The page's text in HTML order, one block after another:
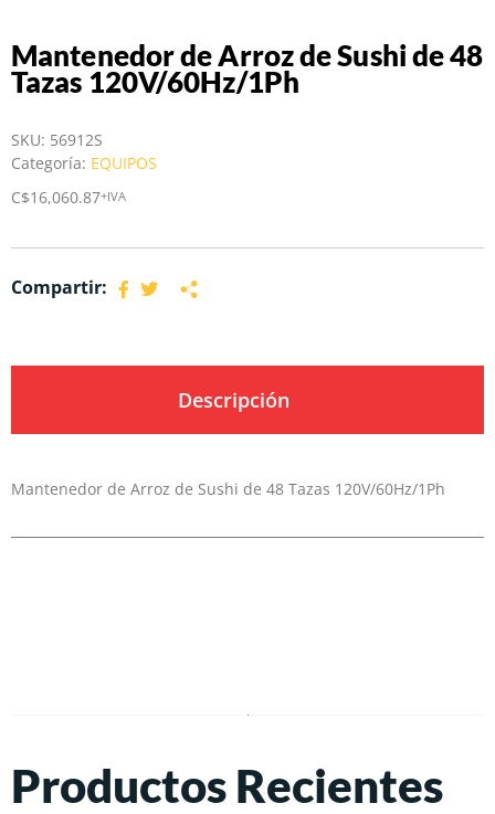
Mantenedor de Arroz de Sushi de 48
Tazas 120V/60Hz/1Ph
SKU: 56912S
Categoría: EQUIPOS
C$16,060.87+IVA
Compartir:
Descripción
Mantenedor de Arroz de Sushi de 48 Tazas 120V/60Hz/1Ph
Productos Recientes